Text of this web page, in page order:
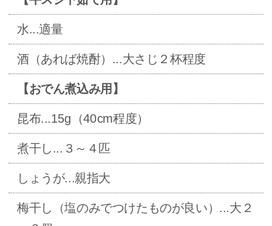
水...適量
酒（あれば焼酎）...大さじ２杯程度
【おでん煮込み用】
昆布...15g（40cm程度）
煮干し...３～４匹
しょうが...親指大
梅干し（塩のみでつけたものが良い）...大２